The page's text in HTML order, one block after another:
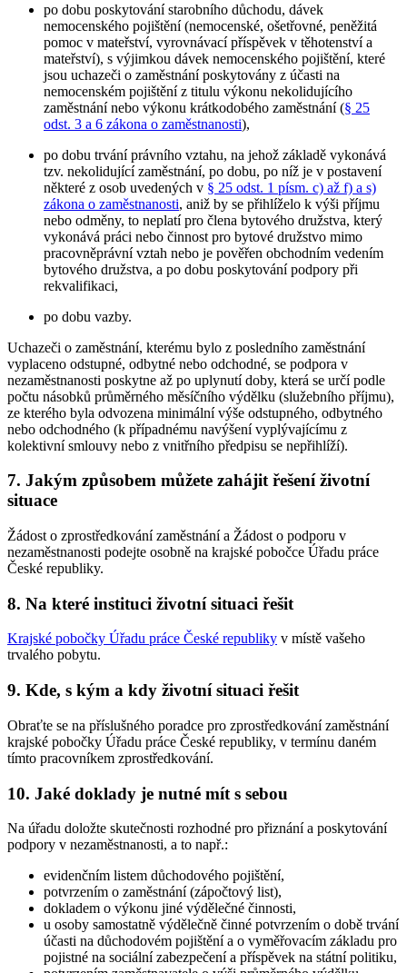
po dobu poskytování starobního důchodu, dávek
nemocenského pojištění (nemocenské, ošetřovné, peněžitá
pomoc v mateřství, vyrovnávací příspěvek v těhotenství a
mateřství), s výjimkou dávek nemocenského pojištění, které
jsou uchazeči o zaměstnání poskytovány z účasti na
nemocenském pojištění z titulu výkonu nekolidujícího
zaměstnání nebo výkonu krátkodobého zaměstnání (§ 25
odst. 3 a 6 zákona o zaměstnanosti),
po dobu trvání právního vztahu, na jehož základě vykonává
tzv. nekolidující zaměstnání, po dobu, po níž je v postavení
některé z osob uvedených v § 25 odst. 1 písm. c) až f) a s)
zákona o zaměstnanosti, aniž by se přihlíželo k výši příjmu
nebo odměny, to neplatí pro člena bytového družstva, který
vykonává práci nebo činnost pro bytové družstvo mimo
pracovněprávní vztah nebo je pověřen obchodním vedením
bytového družstva, a po dobu poskytování podpory při
rekvalifikaci,
po dobu vazby.
Uchazeči o zaměstnání, kterému bylo z posledního zaměstnání
vyplaceno odstupné, odbytné nebo odchodné, se podpora v
nezaměstnanosti poskytne až po uplynutí doby, která se určí podle
počtu násobků průměrného měsíčního výdělku (služebního příjmu),
ze kterého byla odvozena minimální výše odstupného, odbytného
nebo odchodného (k případnému navýšení vyplývajícímu z
kolektivní smlouvy nebo z vnitřního předpisu se nepřihlíží).
7. Jakým způsobem můžete zahájit řešení životní
situace
Žádost o zprostředkování zaměstnání a Žádost o podporu v
nezaměstnanosti podejte osobně na krajské pobočce Úřadu práce
České republiky.
8. Na které instituci životní situaci řešit
Krajské pobočky Úřadu práce České republiky v místě vašeho
trvalého pobytu.
9. Kde, s kým a kdy životní situaci řešit
Obraťte se na příslušného poradce pro zprostředkování zaměstnání
krajské pobočky Úřadu práce České republiky, v termínu daném
tímto pracovníkem zprostředkování.
10. Jaké doklady je nutné mít s sebou
Na úřadu doložte skutečnosti rozhodné pro přiznání a poskytování
podpory v nezaměstnanosti, a to např.:
evidenčním listem důchodového pojištění,
potvrzením o zaměstnání (zápočtový list),
dokladem o výkonu jiné výdělečné činnosti,
u osoby samostatně výdělečně činné potvrzením o době trvání
účasti na důchodovém pojištění a o vyměřovacím základu pro
pojistné na sociální zabezpečení a příspěvek na státní politiku,